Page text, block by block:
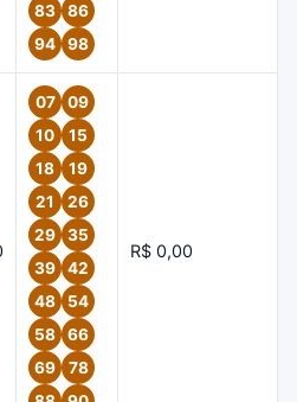
83
86
94
98
07
09
10
15
18
19
21
26
29
35
39
42
48
54
58
66
69
78
R$ 0,00